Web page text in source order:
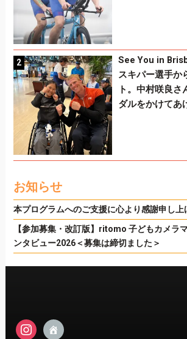
See You in
スキパー選手か
ト。中村咲良さ
ダルをかけてあ
お知らせ
本プログラムへのご支援に心より感謝申し上
【参加募集・改訂版】ritomo 子どもカメラ
ンタビュー2026＜募集は締切ました＞
instagram
admin-